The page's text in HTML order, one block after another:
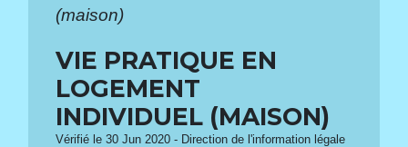
(maison)
VIE PRATIQUE EN
LOGEMENT
INDIVIDUEL (MAISON)
Vérifié le 30 Jun 2020 - Direction de l'information légale